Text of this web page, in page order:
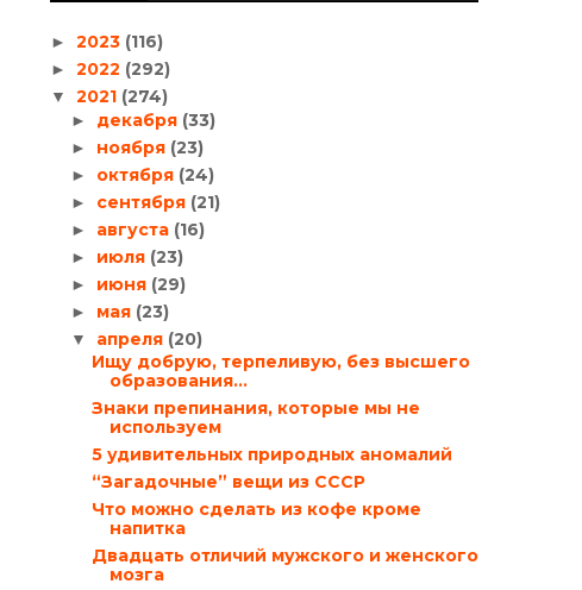
► 2023 (116)
► 2022 (292)
▼ 2021 (274)
► декабря (33)
► ноября (23)
► октября (24)
► сентября (21)
► августа (16)
► июля (23)
► июня (29)
► мая (23)
▼ апреля (20)
Ищу добрую, терпеливую, без высшего
образования…
Знаки препинания, которые мы не
используем
5 удивительных природных аномалий
“Загадочные” вещи из СССР
Что можно сделать из кофе кроме
напитка
Двадцать отличий мужского и женского
мозга